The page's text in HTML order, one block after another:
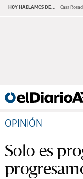
HOY HABLAMOS DE... Casa
OPINIÓN
Solo es